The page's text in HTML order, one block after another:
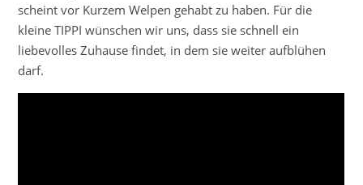
scheint vor Kurzem Welpen gehabt zu haben. Für die
kleine TIPPI wünschen wir uns, dass sie schnell ein
liebevolles Zuhause findet, in dem sie weiter aufblühen
darf.